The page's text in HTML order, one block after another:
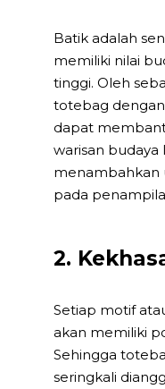
Batik adalah
memiliki nilai
tinggi. Oleh
totebag dengan
dapat
warisan budaya
menambahkan
pada
2.
Setiap motif
akan memiliki
Sehingga
seringkali